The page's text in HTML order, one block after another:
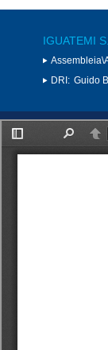
IGUATEMI
DRI: Guido